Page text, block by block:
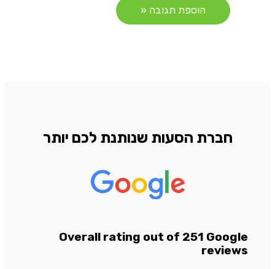
חברת הסעות שנותנת לכם יותר
Overall rating out of 251 Google
reviews